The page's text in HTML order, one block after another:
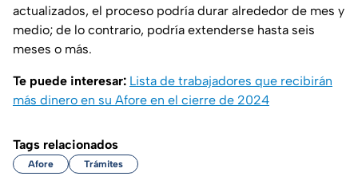
actualizados, el proceso podría durar alrededor de mes y
medio; de lo contrario, podría extenderse hasta seis
meses o más.
Te puede interesar: Lista de trabajadores que recibirán
más dinero en su Afore en el cierre de 2024
Tags relacionados
Afore Trámites